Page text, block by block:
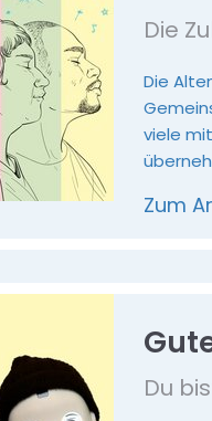
Die
Die
viele
Zum
Du